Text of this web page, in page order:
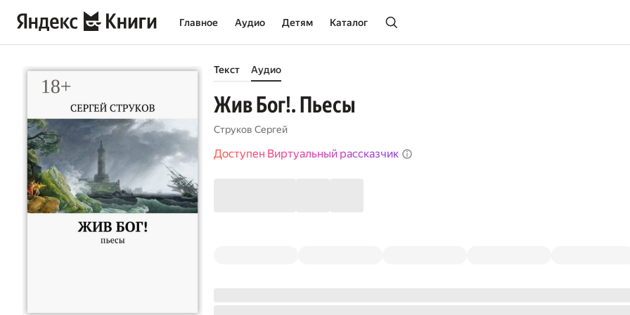
Главное Аудио Детям Каталог
Текст Аудио
Жив Бог!. Пьесы
Струков Сергей
Доступен Виртуальный рассказчик